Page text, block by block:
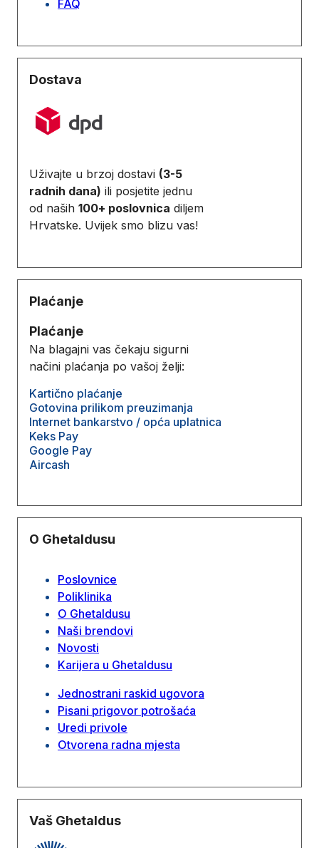
FAQ
Dostava
Uživajte u brzoj dostavi (3-5
radnih dana) ili posjetite jednu
od naših 100+ poslovnica diljem
Hrvatske. Uvijek smo blizu vas!
Plaćanje
Plaćanje
Na blagajni vas čekaju sigurni
načini plaćanja po vašoj želji:
Kartično plaćanje
Gotovina prilikom preuzimanja
Internet bankarstvo / opća uplatnica
Keks Pay
Google Pay
Aircash
O Ghetaldusu
Poslovnice
Poliklinika
O Ghetaldusu
Naši brendovi
Novosti
Karijera u Ghetaldusu
Jednostrani raskid ugovora
Pisani prigovor potrošaća
Uredi privole
Otvorena radna mjesta
Vaš Ghetaldus